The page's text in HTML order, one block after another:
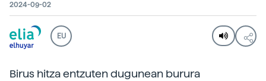
2024-09-02
EU
Birus hitza entzuten dugunean burura